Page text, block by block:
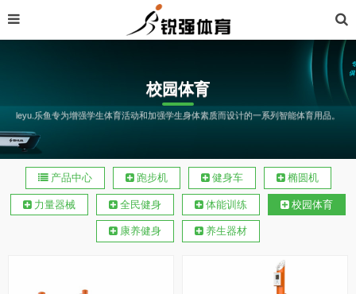
校园体育
leyu.乐鱼专为增强学生体育活动和加强学生身体素质而设计的一系列智能体育用品。
产品中心 跑步机 健身车 椭圆机
力量器械 全民健身 体能训练 校园体育
康养健身 养生器材